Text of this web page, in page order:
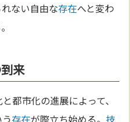
ない自由な存在へと変わ
来
都市化の進展によって、